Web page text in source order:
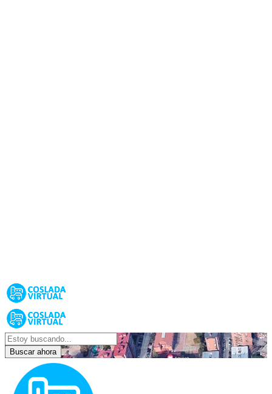
Buscar ahora